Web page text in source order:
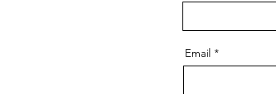
Email